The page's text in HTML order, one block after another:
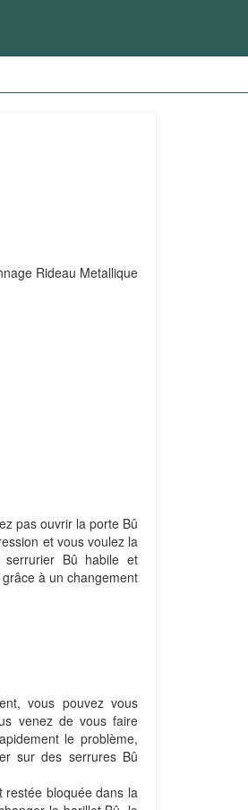
Rideau Metallique
pas ouvrir la porte Bû
et vous voulez la
Bû habile et
à un changement
vous pouvez vous
venez de vous faire
le problème,
sur des serrures Bû
restée bloquée dans la